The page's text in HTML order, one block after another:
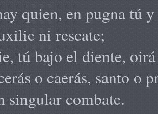
quien, en pugna tú
ni rescate;
tú bajo el diente,
o caerás, santo o
singular combate.